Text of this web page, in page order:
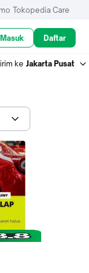
Tokopedia Care
Masuk Daftar
ke Jakarta Pusat